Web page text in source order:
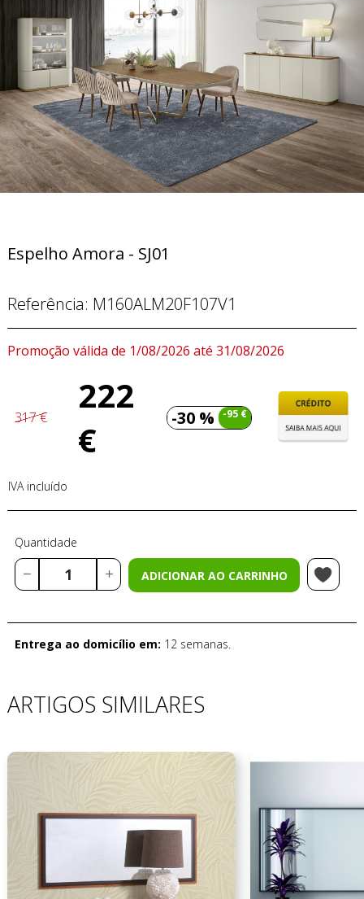
Espelho Amora - SJ01
Referência: M160ALM20F107V1
Promoção válida de 1/08/2026 até 31/08/2026
317 €
222
€
-30 % -95 €
IVA incluído
Quantidade
ADICIONAR AO CARRINHO
Entrega ao domicílio em: 12 semanas.
ARTIGOS SIMILARES